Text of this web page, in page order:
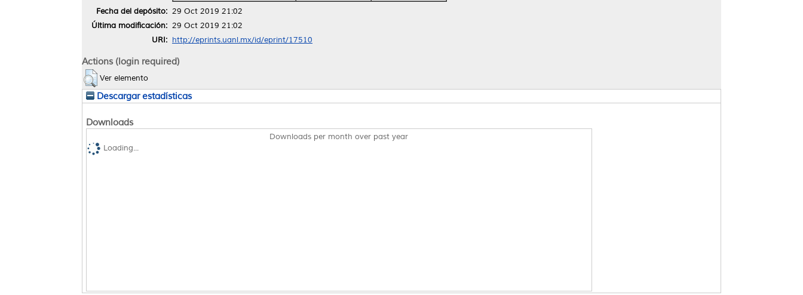
Fecha del depósito: 29 Oct 2019 21:02
Última modificación: 29 Oct 2019 21:02
URI: http://eprints.uanl.mx/id/eprint/17510
Actions (login required)
Ver elemento
Descargar estadísticas
Downloads
Downloads per month over past year
Loading...